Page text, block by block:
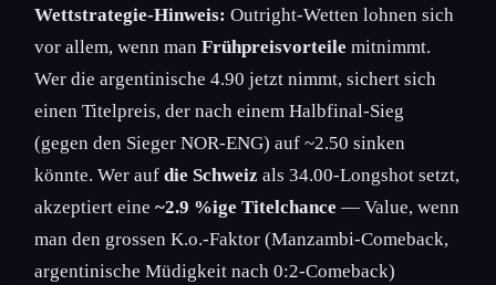
Wettstrategie-Hinweis: Outright-Wetten lohnen sich
vor allem, wenn man Frühpreisvorteile mitnimmt.
Wer die argentinische 4.90 jetzt nimmt, sichert sich
einen Titelpreis, der nach einem Halbfinal-Sieg
(gegen den Sieger NOR-ENG) auf ~2.50 sinken
könnte. Wer auf die Schweiz als 34.00-Longshot setzt,
akzeptiert eine ~2.9 %ige Titelchance — Value, wenn
man den grossen K.o.-Faktor (Manzambi-Comeback,
argentinische Müdigkeit nach 0:2-Comeback)